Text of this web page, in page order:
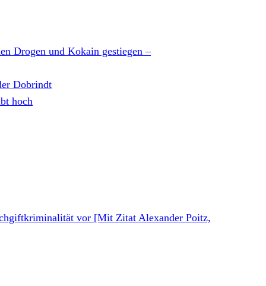
Drogen und Kokain gestiegen –
Dobrindt
hoch
vor [Mit Zitat Alexander Poitz,